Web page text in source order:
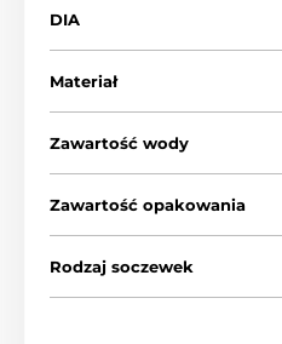
DIA
Materiał
Zawartość wody
Zawartość opakowania
Rodzaj soczewek